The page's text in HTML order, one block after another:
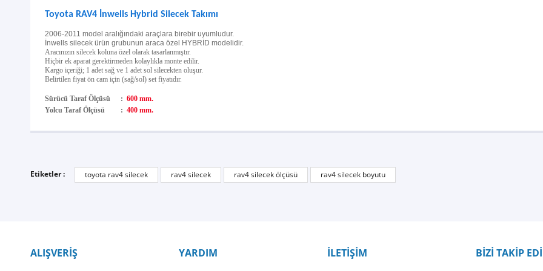
Toyota RAV4 İnwells Hybrid Silecek Takımı
2006-2011 model aralığındaki araçlara birebir uyumludur.
İnwells silecek ürün grubunun araca özel HYBRİD modelidir.
Aracınızın silecek koluna özel olarak tasarlanmıştır.
Hiçbir ek aparat gerektirmeden kolaylıkla monte edilir.
Kargo içeriği; 1 adet sağ ve 1 adet sol silecekten oluşur.
Belirtilen fiyat ön cam için (sağ/sol) set fiyatıdır.
Sürücü Taraf Ölçüsü : 600 mm.
Yolcu Taraf Ölçüsü
: 400 mm.
Bu ürüne ilk yorumu siz yapın!
Etiketler : toyota rav4 silecek rav4 silecek rav4 silecek ölçüsü rav4 silecek boyutu
ALIŞVERİŞ YARDIM İLETİŞİM BİZİ TAKİP